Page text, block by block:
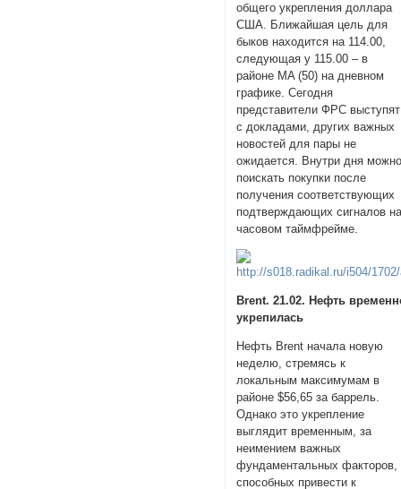
общего укрепления доллара
США. Ближайшая цель для
быков находится на 114.00,
следующая у 115.00 – в
районе MA (50) на дневном
графике. Сегодня
представители ФРС выступят
с докладами, других важных
новостей для пары не
ожидается. Внутри дня
поискать покупки после
получения соответствующих
подтверждающих сигналов
часовом таймфрейме.
Brent. 21.02. Нефть
укрепилась
Нефть Brent начала новую
неделю, стремясь к
локальным максимумам в
районе $56,65 за баррель.
Однако это укрепление
выглядит временным, за
неимением важных
фундаментальных факторов,
способных привести к